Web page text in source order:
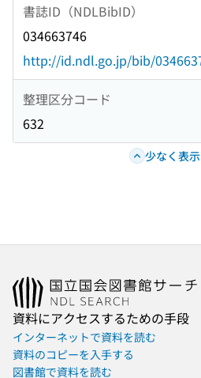
書誌ID（NDLBibID）
034663746
http://id.ndl.go.jp/bib/
整理区分コード
632
少なく表
資料にアクセスするための手段
インターネットで資料を読む
資料のコピーを入手する
図書館で資料を読む